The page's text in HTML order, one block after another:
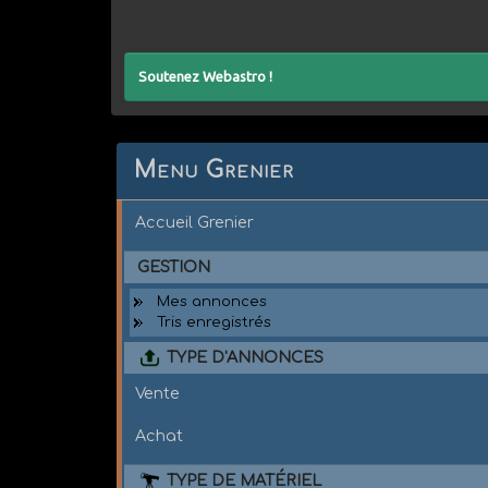
Soutenez Webastro !
Menu Grenier
Accueil Grenier
GESTION
Mes annonces
Tris enregistrés
TYPE D'ANNONCES
Vente
Achat
TYPE DE MATÉRIEL